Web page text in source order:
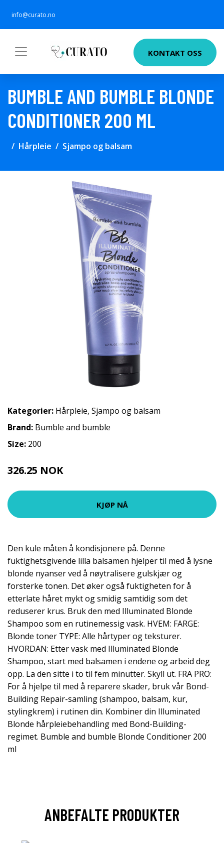
info@curato.no
KONTAKT OSS
BUMBLE AND BUMBLE BLONDE
CONDITIONER 200 ML
Hårpleie Sjampo og balsam
Kategorier: Hårpleie, Sjampo og balsam
Brand: Bumble and bumble
Size: 200
326.25 NOK
KJØP NÅ
Den kule måten å kondisjonere på. Denne
fuktighetsgivende lilla balsamen hjelper til med å lysne
blonde nyanser ved å nøytralisere gulskjær og
forsterke tonen. Det øker også fuktigheten for å
etterlate håret mykt og smidig samtidig som det
reduserer krus. Bruk den med Illuminated Blonde
Shampoo som en rutinemessig vask. HVEM: FARGE:
Blonde toner TYPE: Alle hårtyper og teksturer.
HVORDAN: Etter vask med Illuminated Blonde
Shampoo, start med balsamen i endene og arbeid deg
opp. La den sitte i to til fem minutter. Skyll ut. FRA PRO:
For å hjelpe til med å reparere skader, bruk vår Bond-
Building Repair-samling (shampoo, balsam, kur,
stylingkrem) i rutinen din. Kombiner din Illuminated
Blonde hårpleiebehandling med Bond-Building-
regimet. Bumble and bumble Blonde Conditioner 200
ml
ANBEFALTE PRODUKTER